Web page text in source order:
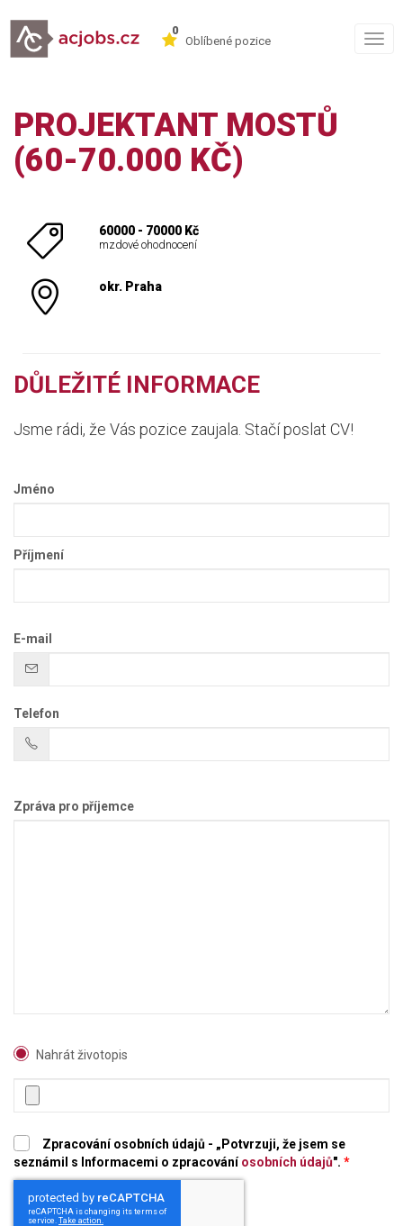
0
Oblíbené pozice
PROJEKTANT MOSTŮ
(60-70.000 KČ)
60000 - 70000 Kč
mzdové ohodnocení
okr. Praha
DŮLEŽITÉ INFORMACE
Jsme rádi, že Vás pozice zaujala. Stačí poslat CV!
Jméno
Příjmení
E-mail
Telefon
Zpráva pro příjemce
Nahrát životopis
Zpracování osobních údajů - „Potvrzuji, že jsem se
seznámil s Informacemi o zpracováníosobních údajů". *